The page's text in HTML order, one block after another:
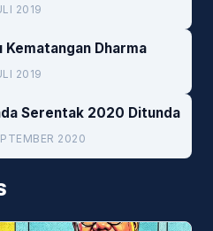
2019
Kematangan Dharma
2019
Serentak 2020 Ditunda
2020